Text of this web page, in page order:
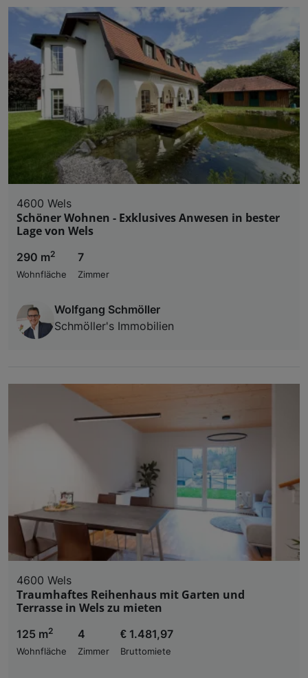
4600 Wels
Schöner Wohnen - Exklusives Anwesen in bester
Lage von Wels
290 m2
Wohnfläche
7
Zimmer
Wolfgang Schmöller
Schmöller's Immobilien
4600 Wels
Traumhaftes Reihenhaus mit Garten und
Terrasse in Wels zu mieten
125 m2
Wohnfläche
4
Zimmer
€ 1.481,97
Bruttomiete